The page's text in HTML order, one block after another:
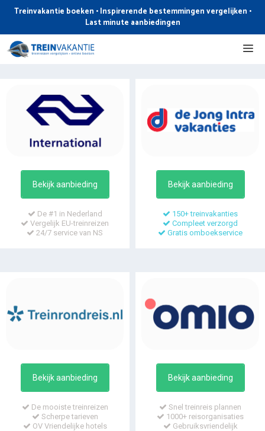
de
inhoud
Treinvakantie boeken • Inspirerende bestemmingen vergelijken •
Last minute aanbiedingen
Bekijk aanbieding
De #1 in Nederland
Vergelijk EU-treinreizen
24/7 service van NS
Bekijk aanbieding
150+ treinvakanties
Compleet verzorgd
Gratis omboekservice
Bekijk aanbieding
De mooiste treinreizen
Scherpe tarieven
OV Vriendelijke hotels
Bekijk aanbieding
Snel treinreis plannen
1000+ reisorganisaties
Gebruiksvriendelijk